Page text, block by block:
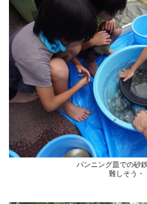
パンニング皿での砂
難しそう・